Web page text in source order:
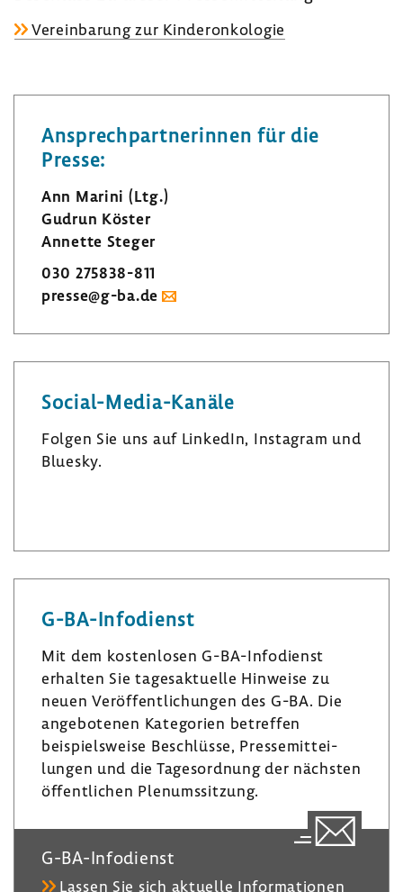
Verein­ba­rung zur Kinderon­ko­logie
Ansprech­part­ne­rinnen für die
Presse:
Ann Marini (Ltg.)
Gudrun Köster
Annette Steger
030 275838-​811
presse@g-ba.de
Social-​Media-Kanäle
Folgen Sie uns auf LinkedIn, Insta­gram und
Bluesky.
n
k
d
n
s
t
­
r
a
m
u
e
k
G-​BA-Infodienst
Mit dem kosten­losen G-​BA-Infodienst
erhalten Sie tages­ak­tu­elle Hinweise zu
neuen Veröf­fent­li­chungen des G-BA. Die
ange­bo­tenen Kate­go­rien betreffen
beispiels­weise Beschlüsse, Pres­se­mit­tei­
lungen und die Tages­ord­nung der nächsten
öffent­li­chen Plenumssit­zung.
G-​BA-Infodienst
Lassen Sie sich aktu­elle Infor­ma­tionen